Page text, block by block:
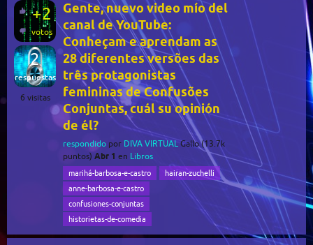
+2
votos
2
respuestas
6 visitas
Gente, nuevo video mío del
canal de YouTube:
Conheçam e aprendam as
28 diferentes versões das
três protagonistas
femininas de Confusões
Conjuntas, cuál su opinión
de él?
respondido por DIVA VIRTUAL Gallo (13.7k
puntos) Abr 1 en Libros
marihá-barbosa-e-castro
hairan-zuchelli
anne-barbosa-e-castro
confusiones-conjuntas
historietas-de-comedia